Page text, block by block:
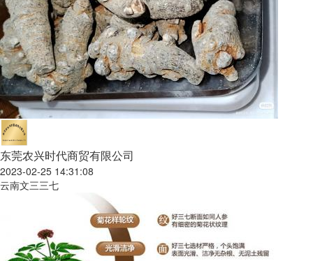
东莞农兴时代商贸有限公司
2023-02-25 14:31:08
云南文三三七